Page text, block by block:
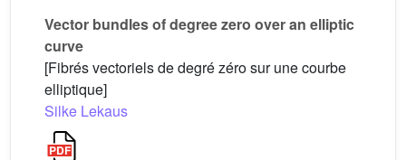
Vector bundles of degree zero over an elliptic
curve
[Fibrés vectoriels de degré zéro sur une courbe
elliptique]
Silke Lekaus